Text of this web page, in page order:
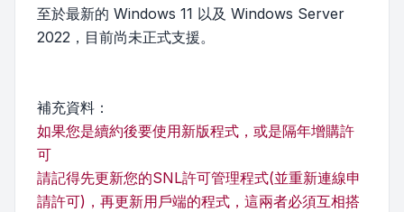
至於最新的 Windows 11 以及 Windows Server
2022，目前尚未正式支援。
補充資料：
如果您是續約後要使用新版程式，或是隔年增購許
可
請記得先更新您的SNL許可管理程式(並重新連線申
請許可)，再更新用戶端的程式，這兩者必須互相搭